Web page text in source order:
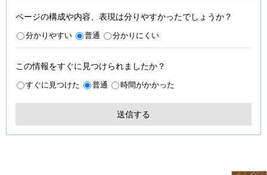
ページの構成や内容、表現は分りやすかったでしょうか？
分かりやすい 普通 分かりにくい
この情報をすぐに見つけられましたか？
すぐに見つけた 普通 時間がかかった